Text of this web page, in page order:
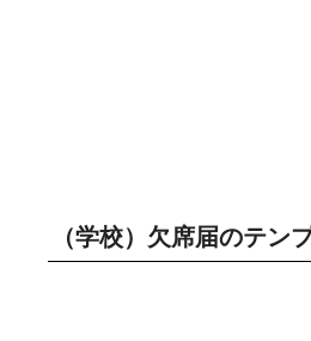
（学校）欠席届のテン